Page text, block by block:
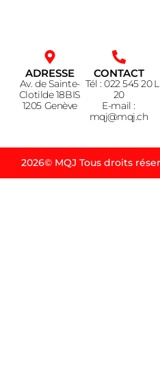
ADRESSE
Av. de Sainte-
Clotilde 18BIS
1205 Genève
CONTACT
Tél : 022 545 20
20
E-mail :
mqj@mqj.ch
2026© MQJ Tous droits